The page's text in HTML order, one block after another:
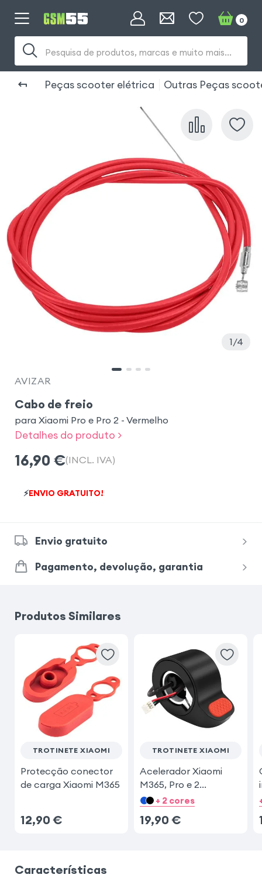
Pesquisa de produtos, marcas e muito mais...
0
Peças scooter elétrica Outras Peças
1 4
AVIZAR
Cabo de freio
para Xiaomi Pro e Pro 2 - Vermelho
Detalhes do produto >
16,90 €(INCL. IVA)
⚡ENVIO GRATUITO!
Envio gratuito
Pagamento, devolução, garantia
Produtos Similares
TROTINETE XIAOMI
Protecção conector
de carga Xiaomi M365
12,90 €
TROTINETE XIAOMI
Acelerador Xiaomi
M365, Pro e 2
Vermelho
+ 2 cores
19,90 €
Características